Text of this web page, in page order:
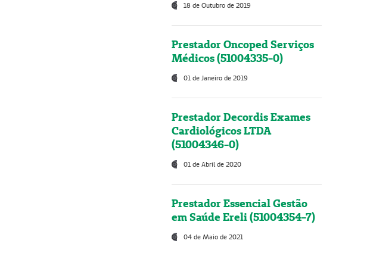
18 de Outubro de 2019
Prestador Oncoped Serviços
Médicos (51004335-0)
01 de Janeiro de 2019
Prestador Decordis Exames
Cardiológicos LTDA
(51004346-0)
01 de Abril de 2020
Prestador Essencial Gestão
em Saúde Ereli (51004354-7)
04 de Maio de 2021